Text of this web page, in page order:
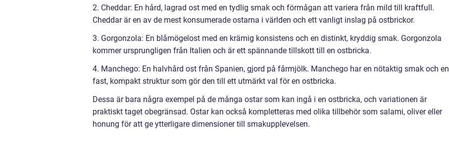
2. Cheddar: En hård, lagrad ost med en tydlig smak och förmågan att variera från mild till kraftfull.
Cheddar är en av de mest konsumerade ostarna i världen och ett vanligt inslag på ostbrickor.
3. Gorgonzola: En blåmögelost med en krämig konsistens och en distinkt, kryddig smak. Gorgonzola
kommer ursprungligen från Italien och är ett spännande tillskott till en ostbricka.
4. Manchego: En halvhård ost från Spanien, gjord på fårmjölk. Manchego har en nötaktig smak och en
fast, kompakt struktur som gör den till ett utmärkt val för en ostbricka.
Dessa är bara några exempel på de många ostar som kan ingå i en ostbricka, och variationen är
praktiskt taget obegränsad. Ostar kan också kompletteras med olika tillbehör som salami, oliver eller
honung för att ge ytterligare dimensioner till smakupplevelsen.